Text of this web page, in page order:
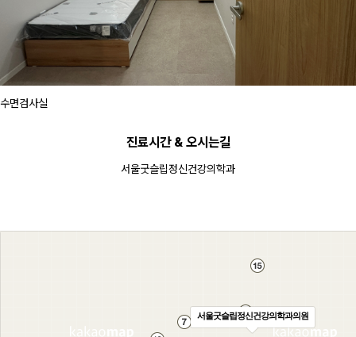
수면검사실
진료시간 & 오시는길
서울굿슬립정신건강의학과
서울굿슬립정신건강의학과의원